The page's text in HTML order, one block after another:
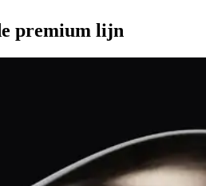
premium lijn